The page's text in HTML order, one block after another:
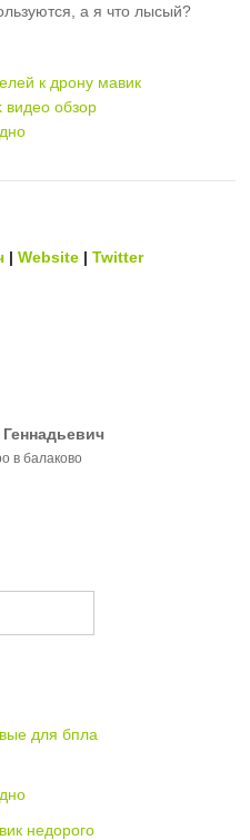
а я что лысый?
к дрону мавик
обзор
|Website |Twitter
в балаково
для бпла
недорого